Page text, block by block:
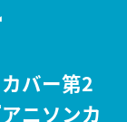
バー第2
ニソンカ